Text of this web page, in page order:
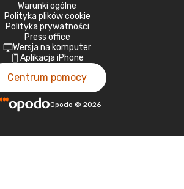
Warunki ogólne
Polityka plików cookie
Polityka prywatności
Press office
Wersja na komputer
Aplikacja iPhone
Centrum pomocy
Opodo © 2026